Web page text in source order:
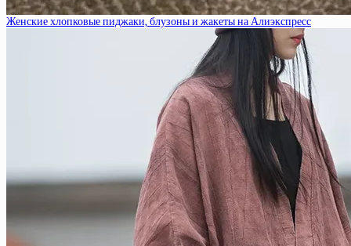
Женские хлопковые пиджаки, блузоны и жакеты на Алиэкспресс